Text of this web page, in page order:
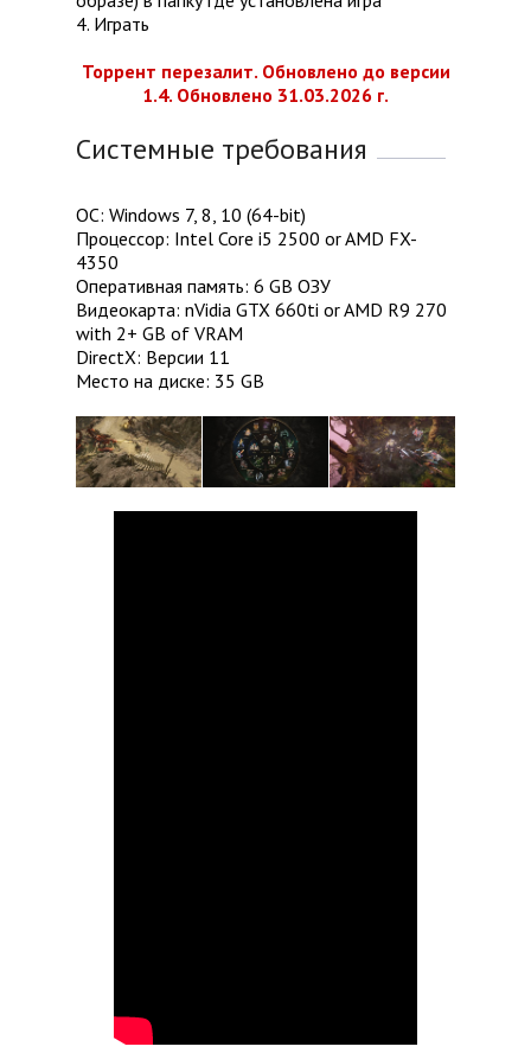
4. Играть
Торрент перезалит. Обновлено до версии
1.4. Обновлено 31.03.2026 г.
Системные требования
ОС: Windows 7, 8, 10 (64-bit)
Процессор: Intel Core i5 2500 or AMD FX-
4350
Оперативная память: 6 GB ОЗУ
Видеокарта: nVidia GTX 660ti or AMD R9 270
with 2+ GB of VRAM
DirectX: Версии 11
Место на диске: 35 GB